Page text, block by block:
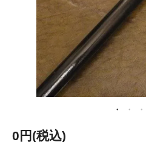
0円(税込)